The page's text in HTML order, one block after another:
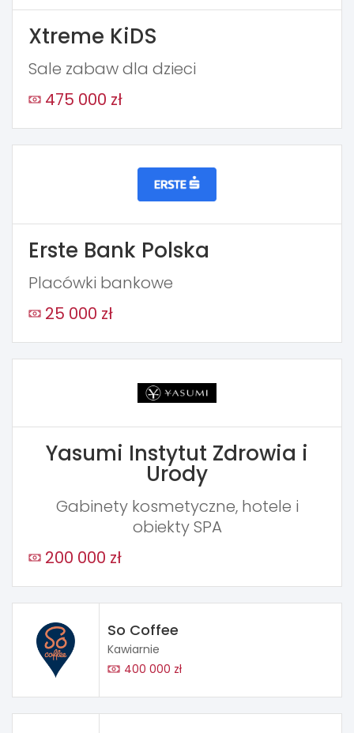
Xtreme KiDS
Sale zabaw dla dzieci
475 000 zł
Erste Bank Polska
Placówki bankowe
25 000 zł
Yasumi Instytut Zdrowia i
Urody
Gabinety kosmetyczne, hotele i
obiekty SPA
200 000 zł
So Coffee
Kawiarnie
400 000 zł